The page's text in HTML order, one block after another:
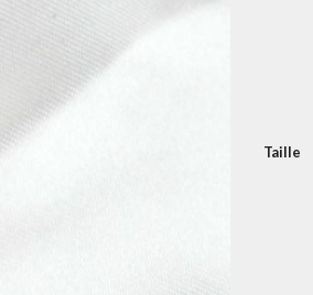
Taille